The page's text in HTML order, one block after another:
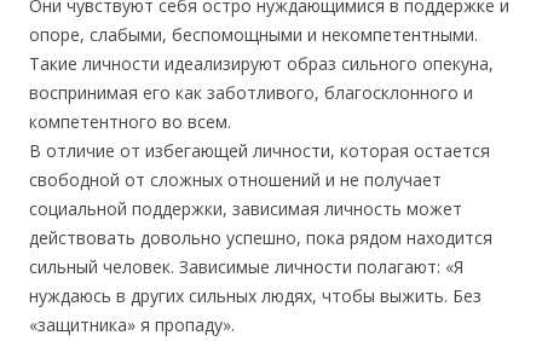
Они чувствуют себя остро нуждающимися в поддержке и
опоре, слабыми, беспомощными и некомпетентными.
Такие личности идеализируют образ сильного опекуна,
воспринимая его как заботливого, благосклонного и
компетентного во всем.
В отличие от избегающей личности, которая остается
свободной от сложных отношений и не получает
социальной поддержки, зависимая личность может
действовать довольно успешно, пока рядом находится
сильный человек. Зависимые личности полагают: «Я
нуждаюсь в других сильных людях, чтобы выжить. Без
«защитника» я пропаду».